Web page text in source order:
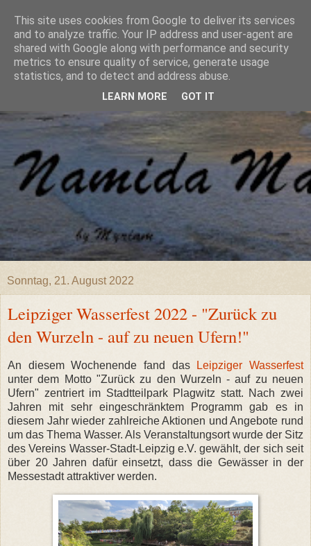
Sonntag, 21. August 2022
Leipziger Wasserfest 2022 - "Zurück zu
den Wurzeln - auf zu neuen Ufern!"
An diesem Wochenende fand das
Leipziger Wasserfest
unter dem Motto "Zurück zu den Wurzeln - auf zu neuen
Ufern" zentriert im Stadtteilpark Plagwitz statt. Nach zwei
Jahren mit sehr eingeschränktem Programm gab es in
diesem Jahr wieder zahlreiche Aktionen und Angebote rund
um das Thema Wasser. Als Veranstaltungsort wurde der Sitz
des Vereins Wasser-Stadt-Leipzig e.V. gewählt, der sich seit
über 20 Jahren dafür einsetzt, dass die Gewässer in der
Messestadt attraktiver werden.
This site uses cookies from Google to deliver its services
and to analyze traffic. Your IP address and user-agent are
shared with Google along with performance and security
metrics to ensure quality of service, generate usage
statistics, and to detect and address abuse.
LEARN MORE GOT IT